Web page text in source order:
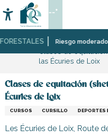
au
contenu
principal
Riesgo moderado
Accessibilité
Buscar
--°
Página Web
Ocio
las Écuries de Loix
Clases de equitación
Écuries de Loix
CURSOS CURSILLO DEPORTES
Les Écuries de Loix, Route